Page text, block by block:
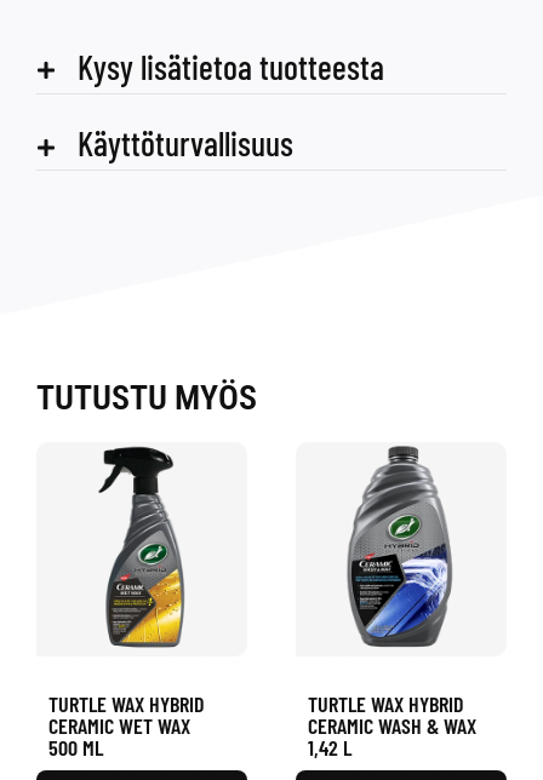
Kysy lisätietoa tuotteesta
Käyttöturvallisuus
TUTUSTU MYÖS
TURTLE WAX HYBRID
CERAMIC WET WAX
500 ML
TURTLE WAX HYBRID
CERAMIC WASH & WAX
1,42 L